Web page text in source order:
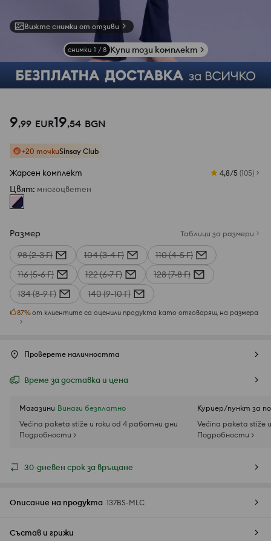
Вижте снимки от отзиви
снимки 1 / 8 Купи този комплект
9,99 EUR19,54 BGN
+20 точкиSinsay Club
Жарсен комплект 4,8/5 (105)
Цвят: многоцветен
Размер Таблици за размери
98 (2-3 Г) 104 (3-4 Г)
110 (4-5 Г)
116 (5-6 Г)
122 (6-7 Г)
128 (7-8 Г)
134 (8-9 Г)
140 (9-10 Г)
87%от клиентите са оценили продукта като отговарящ на размера
Проверете наличността
Време за доставка и цена
Магазини Винаги безплатно
Većina paketa stiže u roku od 4 работни дни
Подробности >
Куриер/пункт за
Većina paketa stiže
Подробности >
30-дневен срок за връщане
Описание на продукта 137BS-MLC
Състав и грижи